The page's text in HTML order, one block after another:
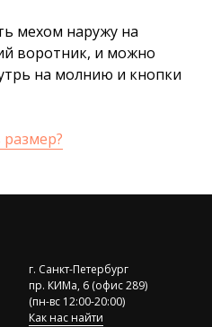
мехом наружу на
воротник, и можно
на молнию и кнопки
г. Санкт-Петербург
пр. КИМа, 6 (офис 289)
(пн-вс 12:00-20:00)
Как нас найти